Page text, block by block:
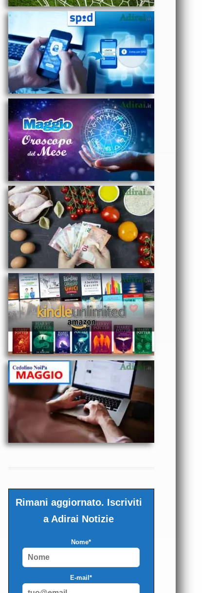
- Oroscopo
Maggio 2025
Amore,
Lavoro e
Salute segno
per segno
ECONOMIA
- Come si
può
risparmiare
sulla spesa
alimentare
TECNOLOGIA
-
Abbonamento
Kindle
Unlimited
costo Amazon
e iscrizione
gratis
ECONOMIA
- NoiPa
cedolino
Maggio
2025 data
accredito
stipendi PA
Rimani aggiornato. Iscriviti
a Adirai Notizie
Nome*
E-mail*